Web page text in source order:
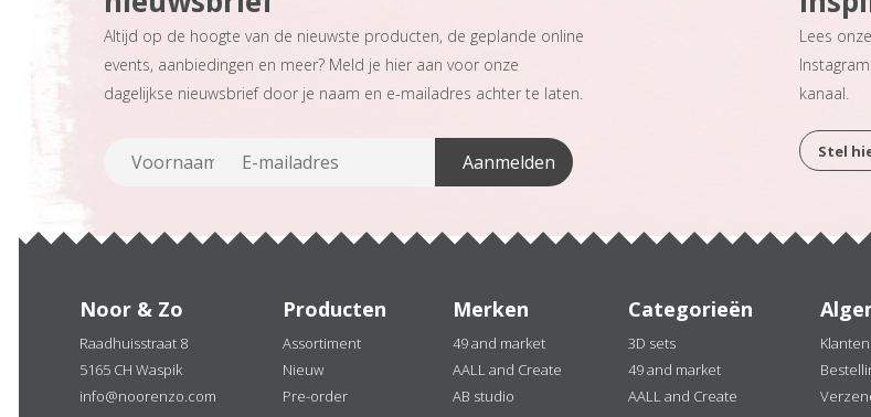
Altijd op de hoogte van de nieuwste producten, de geplande online
events, aanbiedingen en meer? Meld je hier aan voor onze
dagelijkse nieuwsbrief door je naam en e-mailadres achter te laten.
Lees
kanaal.
Stel
Noor & Zo
Raadhuisstraat 8
5165 CH Waspik
info@noorenzo.com
Producten
Assortiment
Nieuw
Pre-order
Merken
49 and market
AALL and Create
AB studio
Categorieën
3D sets
49 and market
AALL and Create